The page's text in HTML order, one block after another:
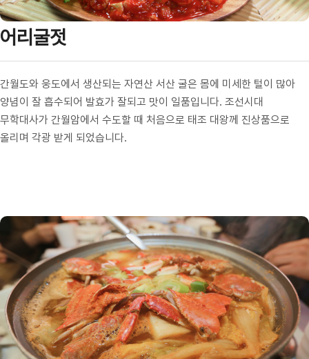
어리굴젓
간월도와 웅도에서 생산되는 자연산 서산 굴은 몸에 미세한 털이 많아
양념이 잘 흡수되어 발효가 잘되고 맛이 일품입니다. 조선시대
무학대사가 간월암에서 수도할 때 처음으로 태조 대왕께 진상품으로
올리며 각광 받게 되었습니다.